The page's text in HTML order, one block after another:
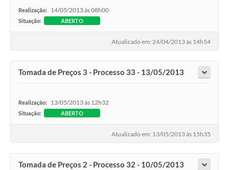
Realização: 14/05/2013 às 08h00
Situação: ABERTO
Atualizado em: 24/04/2013 às 14h54
Tomada de Preços 3 - Processo 33 - 13/05/2013
Realização: 13/05/2013 às 12h32
Situação: ABERTO
Atualizado em: 13/05/2013 às 15h35
Tomada de Preços 2 - Processo 32 - 10/05/2013